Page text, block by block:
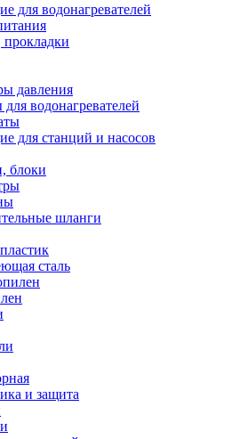
для водонагревателей
давления
водонагревателей
для станций и насосов
блоки
шланги
сталь
и защита